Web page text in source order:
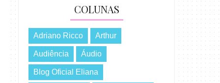
COLUNAS
Adriano Ricco Arthur
Audiência Áudio
Blog Oficial Eliana